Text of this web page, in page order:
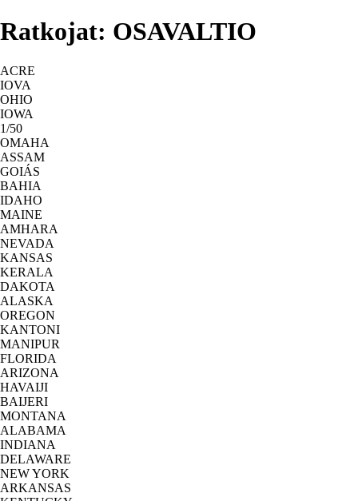
Ratkojat: OSAVALTIO
ACRE
IOVA
OHIO
IOWA
1/50
OMAHA
ASSAM
GOIÁS
BAHIA
IDAHO
MAINE
AMHARA
NEVADA
KANSAS
KERALA
DAKOTA
ALASKA
OREGON
KANTONI
MANIPUR
FLORIDA
ARIZONA
HAVAIJI
BAIJERI
MONTANA
ALABAMA
INDIANA
DELAWARE
NEW YORK
ARKANSAS